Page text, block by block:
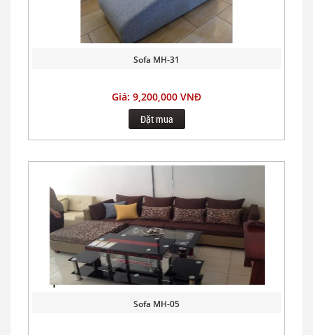
Sofa MH-31
Giá: 9,200,000 VNĐ
Đặt mua
Sofa MH-05